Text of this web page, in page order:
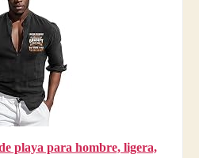
playa para hombre, ligera,